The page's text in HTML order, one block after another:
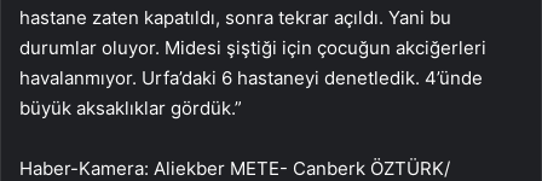
hastane zaten kapatıldı, sonra tekrar açıldı. Yani bu
durumlar oluyor. Midesi şiştiği için çocuğun akciğerleri
havalanmıyor. Urfa’daki 6 hastaneyi denetledik. 4’ünde
büyük aksaklıklar gördük.”
Haber-Kamera: Aliekber METE- Canberk ÖZTÜRK/